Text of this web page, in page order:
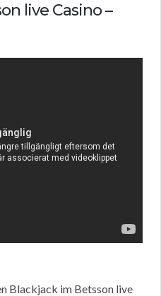
live Casino –
Blackjack im Betsson live